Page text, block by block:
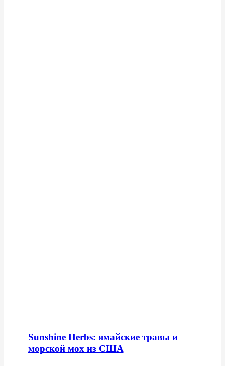
Sunshine Herbs: ямайские травы и
морской мох из США